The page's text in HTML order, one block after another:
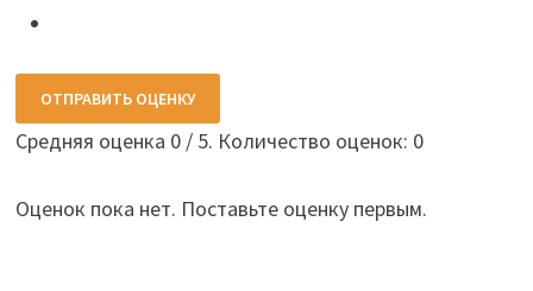
ОТПРАВИТЬ ОЦЕНКУ
Средняя оценка 0/ 5. Количество оценок: 0
Оценок пока нет. Поставьте оценку первым.